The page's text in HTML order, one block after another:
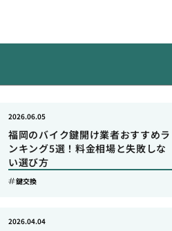
福岡のバイク鍵開け業者おすすめラ
ンキング5選！料金相場と失敗しな
い選び方
2026.06.05
鍵交換
2026.04.04